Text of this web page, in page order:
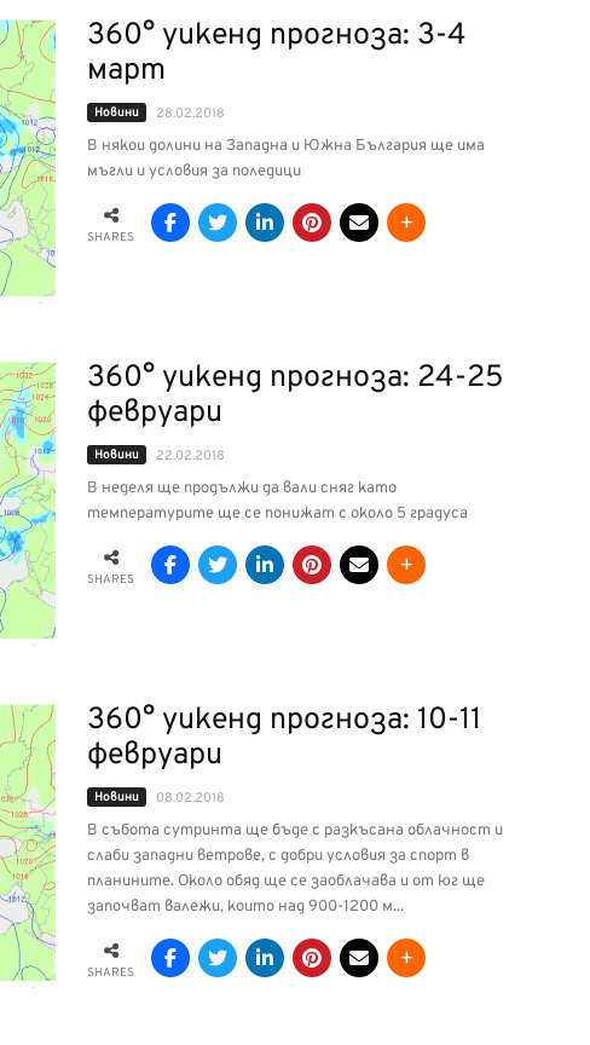
360° уикенд прогноза: 3-4
март
Новини 28.02.2018
В някои долини на Западна и Южна България ще има
мъгли и условия за поледици
SHARES
360° уикенд прогноза: 24-25
февруари
Новини 22.02.2018
В неделя ще продължи да вали сняг като
температурите ще се понижат с около 5 градуса
SHARES
360° уикенд прогноза: 10-11
февруари
Новини 08.02.2018
В събота сутринта ще бъде с разкъсана облачност и
слаби западни ветрове, с добри условия за спорт в
планините. Около обяд ще се заоблачава и от юг ще
започват валежи, които над 900-1200 м...
SHARES